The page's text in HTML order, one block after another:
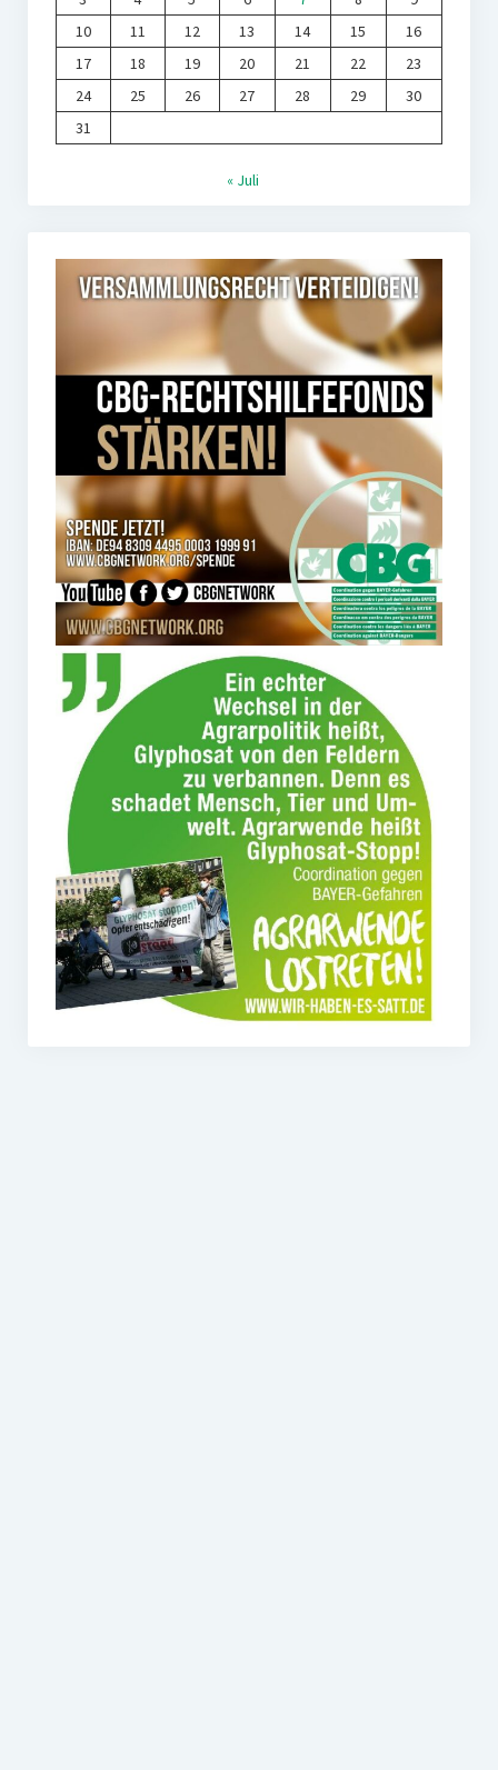
10
11 12 13 14 15
16
17
18 19 20 21 22
23
24
25 26 27 28 29
30
31
« Juli